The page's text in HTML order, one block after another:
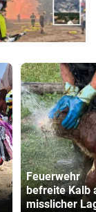
Feuerwehr
befreite Kalb
misslicher